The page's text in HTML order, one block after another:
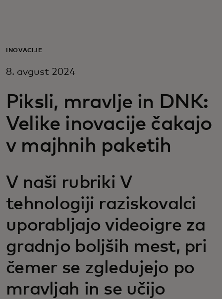
Za podjetja
Za inovatorje
Novice in trendi
INOVACIJE
8. avgust 2024
Piksli, mravlje in DNK:
Velike inovacije čakajo
v majhnih paketih
V naši rubriki V
tehnologiji raziskovalci
uporabljajo videoigre za
gradnjo boljših mest, pri
čemer se zgledujejo po
mravljah in se učijo